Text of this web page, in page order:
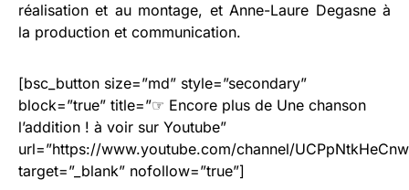
réalisation et au montage, et Anne-Laure Degasne à
la production et communication.
[bsc_button size=”md” style=”secondary”
block=”true” title=”☞ Encore plus de Une chanson
l’addition ! à voir sur Youtube”
url=”https://www.youtube.com/channel/
target=”_blank” nofollow=”true”]